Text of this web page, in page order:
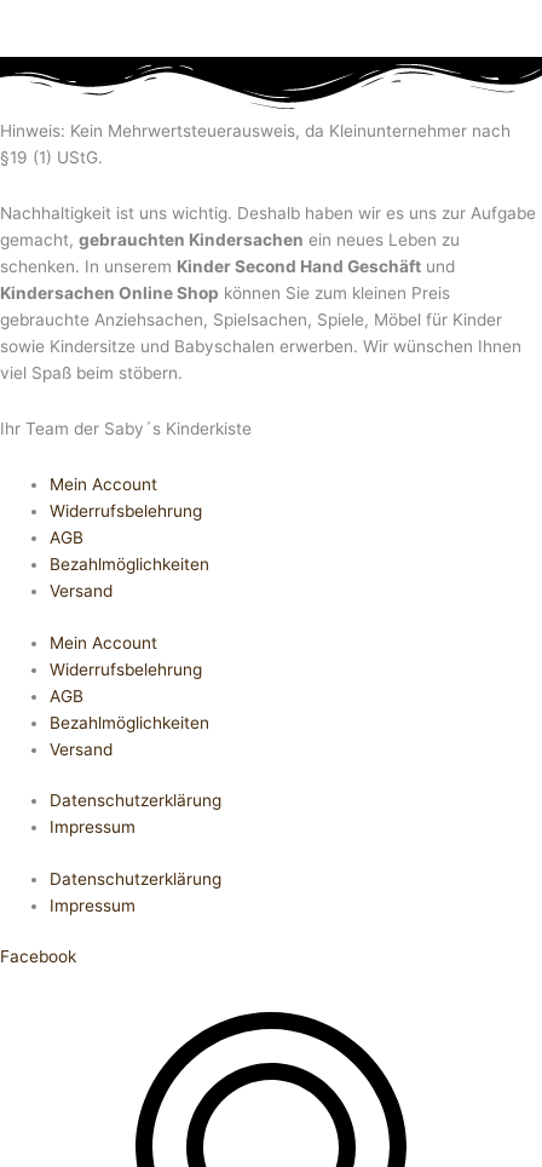
Hinweis: Kein Mehrwertsteuerausweis, da Kleinunternehmer nach
§19 (1) UStG.
Nachhaltigkeit ist uns wichtig. Deshalb haben wir es uns zur Aufgabe
gemacht, gebrauchten Kindersachen ein neues Leben zu
schenken. In unserem Kinder Second Hand Geschäft und
Kindersachen Online Shop können Sie zum kleinen Preis
gebrauchte Anziehsachen, Spiel­sachen, Spiele, Möbel für Kinder
sowie Kindersitze und Babyschalen erwerben. Wir wünschen Ihnen
viel Spaß beim stöbern.
Ihr Team der Saby´s Kinderkiste
Mein Account
Widerrufsbelehrung
AGB
Bezahlmöglichkeiten
Versand
Mein Account
Widerrufsbelehrung
AGB
Bezahlmöglichkeiten
Versand
Datenschutzerklärung
Impressum
Datenschutzerklärung
Impressum
Facebook